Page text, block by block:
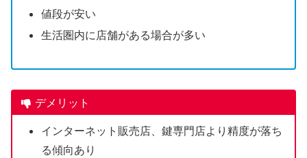
値段が安い
生活圏内に店舗がある場合が多い
デメリット
インターネット販売店、鍵専門店より精度が落ち
る傾向あり